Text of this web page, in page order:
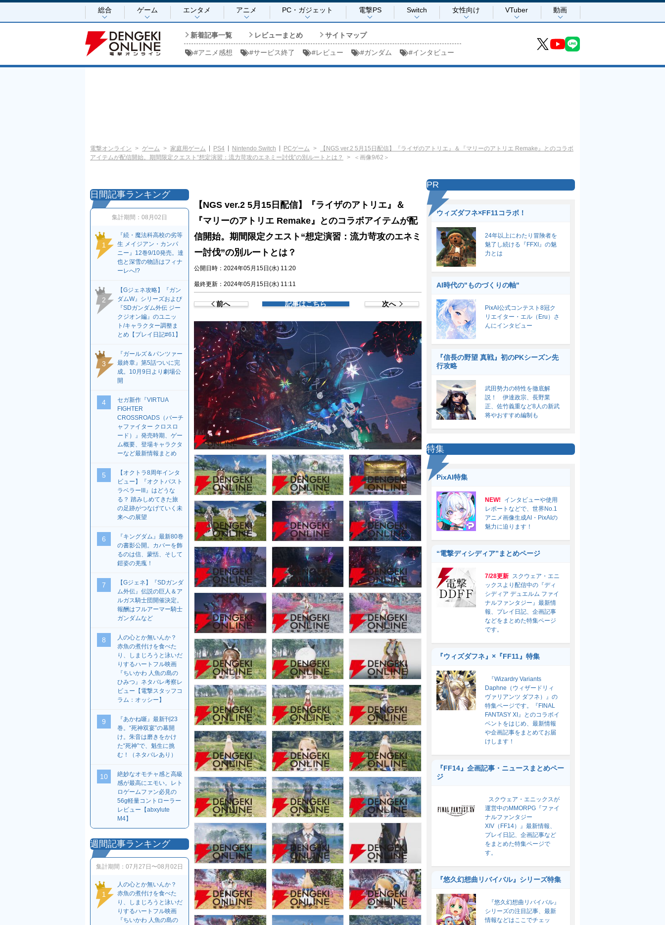
総合 ゲーム エンタメ アニメ PC・ガジェット 電撃PS Switch 女性向け VTuber 動画
新着記事一覧 レビューまとめ サイトマップ
#アニメ感想 #サービス終了 #レビュー #ガンダム #インタビュー
電撃オンライン ゲーム 家庭用ゲーム PS4 Nintendo Switch PCゲーム
【NGS ver.2 5月15日配信】『ライザのアトリエ』＆『マリーのアトリエ Remake』とのコラボ
アイテムが配信開始。期間限定クエスト“想定演習：流力苛攻のエネミー討伐”の別ルートとは？
＜画像9/62＞
【NGS ver.2 5月15日配信】『ライザのアトリエ』＆
『マリーのアトリエ Remake』とのコラボアイテムが配
信開始。期間限定クエスト“想定演習：流力苛攻のエネミ
ー討伐”の別ルートとは？
公開日時：2024年05月15日(水) 11:20
最終更新：2024年05月15日(水) 11:11
前へ 記事はこちら 次へ
日間記事ランキング
集計期間： 08月02日
1
『続・魔法科高校の劣等
生 メイジアン・カンパ
ニー』12巻9/10発売。達
也と深雪の物語はフィナ
ーレへ!?
2
【Gジェネ攻略】『ガン
ダムW』シリーズおよび
『SDガンダム外伝 ジー
クジオン編』のユニッ
ト/キャラクター調整ま
とめ【プレイ日記#61】
3
『ガールズ＆パンツァー
最終章』第5話ついに完
成。10月9日より劇場公
開
4
セガ新作『VIRTUA
FIGHTER
CROSSROADS（バーチ
ャファイター クロスロ
ード）』発売時期、ゲー
ム概要、登場キャラクタ
ーなど最新情報まとめ
5
【オクトラ8周年インタ
ビュー】『オクトパスト
ラベラーIII』はどうな
る？ 踏みしめてきた旅
の足跡がつなげていく未
来への展望
6
『キングダム』最新80巻
の書影公開。カバーを飾
るのは信、蒙恬、そして
鎧姿の羌瘣！
7
【Gジェネ】『SDガンダ
ム外伝』伝説の巨人＆ア
ルガス騎士団開催決定。
報酬はフルアーマー騎士
ガンダムなど
8
人の心とか無いんか？
赤魚の煮付けを食べた
り、しまじろうと泳いだ
りするハートフル映画
『ちいかわ 人魚の島の
ひみつ』ネタバレ考察レ
ビュー【電撃スタッフコ
ラム：オッシー】
9
『あかね噺』最新刊23
巻。“死神双宴”の幕開
け。朱音は磨きをかけ
た“死神”で、魁生に挑
む！（ネタバレあり）
10
絶妙なオモチャ感と高級
感が最高にエモい。レト
ロゲームファン必見の
56g軽量コントローラー
レビュー【abxylute
M4】
週間記事ランキング
集計期間： 07月27日〜08月02日
1
人の心とか無いんか？
赤魚の煮付けを食べた
り、しまじろうと泳いだ
りするハートフル映画
『ちいかわ 人魚の島の
PR
ウィズダフネ×FF11コラボ！
24年以上にわたり冒険者を
魅了し続ける『FFXI』の魅
力とは
AI時代の"ものづくりの軸"
PixAI公式コンテスト8冠ク
リエイター・エル（Eru）さ
んにインタビュー
『信長の野望 真戦』初のPKシーズン先
行攻略
武田勢力の特性を徹底解
説！ 伊達政宗、長野業
正、佐竹義重など8人の新武
将やおすすめ編制も
特集
PixAI特集
NEW!
インタビューや使用
レポートなどで、世界No.1
アニメ画像生成AI・PixAIの
魅力に迫ります！
“電撃ディシディア”まとめページ
7/28更新 スクウェア・エニ
ックスより配信中の『ディ
シディア デュエルム ファイ
ナルファンタジー』最新情
報、プレイ日記、企画記事
などをまとめた特集ページ
です。
『ウィズダフネ』×『FF11』特集
『Wizardry Variants
Daphne（ウィザードリィ
ヴァリアンツ ダフネ）』の
特集ページです。『FINAL
FANTASY XI』とのコラボイ
ベントをはじめ、最新情報
や企画記事をまとめてお届
けします！
『FF14』企画記事・ニュースまとめペー
ジ
スクウェア・エニックスが
運営中のMMORPG『ファイ
ナルファンタジー
XIV（FF14）』最新情報、
プレイ日記、企画記事など
をまとめた特集ページで
す。
『悠久幻想曲リバイバル』シリーズ特集
『悠久幻想曲リバイバル』
シリーズの注目記事、最新
情報などはここでチェッ